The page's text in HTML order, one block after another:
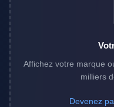
Affichez votre marque
milliers
Devenez